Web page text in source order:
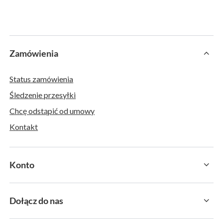
Zamówienia
Status zamówienia
Śledzenie przesyłki
Chcę odstąpić od umowy
Kontakt
Konto
Dołącz do nas